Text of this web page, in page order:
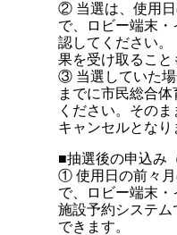
② 当選は、使用日
で、ロビー端末
認してください
果を受け取ること
③ 当選していた場
までに市民総合
ください。その
キャンセルとなり
■抽選後の申込み
① 使用日の前々月
で、ロビー端末
施設予約システ
できます。